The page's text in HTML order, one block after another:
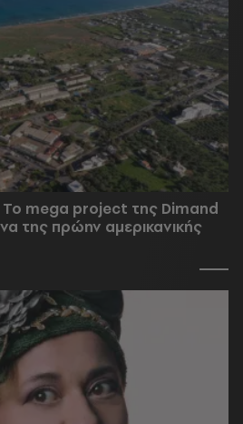
To mega project της Dimand
της πρώην αμερικανικής